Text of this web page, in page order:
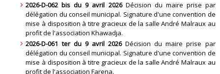
2026-D-062 bis du 9 avril 2026Décision du maire prise par
délégation du conseil municipal. Signature d'une convention de
mise à disposition à titre gracieux de la salle André Malraux au
profit de l'association Khawadja.
2026-D-061 ter du 9 avril 2026Décision du maire prise par
délégation du conseil municipal. Signature d'une convention de
mise à disposition à titre gracieux de la salle André Malraux au
profit de l'association Farena.